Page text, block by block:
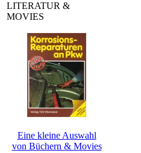
LITERATUR &
MOVIES
Eine kleine Auswahl
von Büchern & Movies